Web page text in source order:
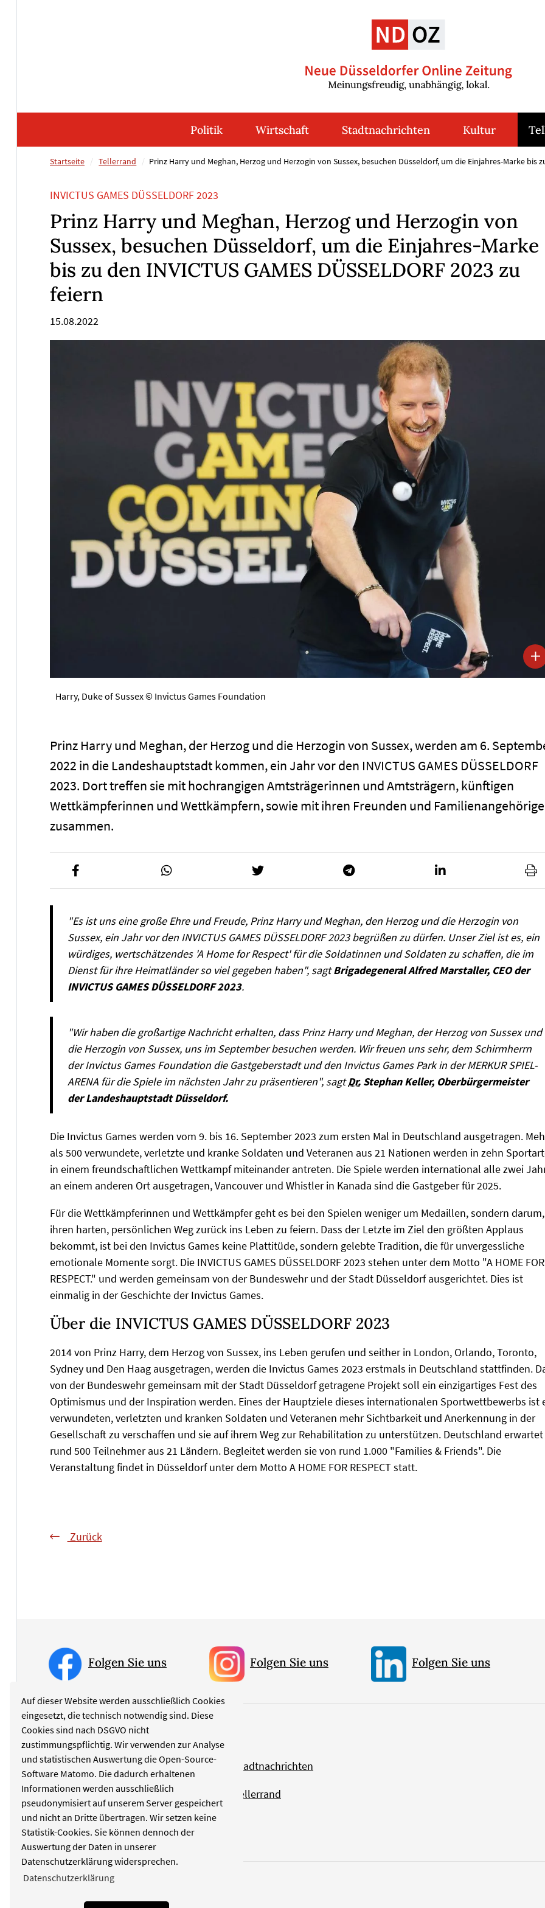
Auf dieser Website werden ausschließlich Cookies
eingesetzt, die technisch notwendig sind. Diese
Cookies sind nach DSGVO nicht
zustimmungspflichtig. Wir verwenden zur Analyse
und statistischen Auswertung die Open-Source-
Software Matomo. Die dadurch erhaltenen
Informationen werden ausschließlich
pseudonymisiert auf unserem Server gespeichert
und nicht an Dritte übertragen. Wir setzen keine
Statistik-Cookies. Sie können dennoch der
Auswertung der Daten in unserer
Datenschutzerklärung widersprechen.
Datenschutzerklärung
Politik Wirtschaft Stadtnachrichten Kultur
Startseite Tellerrand Prinz Harry und Meghan, Herzog und Herzogin von Sussex, besuchen Düsseldorf, um die Einjahres-Marke bis zu
INVICTUS GAMES DÜSSELDORF 2023
Prinz Harry und Meghan, Herzog und Herzogin von
Sussex, besuchen Düsseldorf, um die Einjahres-Marke
bis zu den INVICTUS GAMES DÜSSELDORF 2023 zu
feiern
15.08.2022
Harry, Duke of Sussex © Invictus Games Foundation
Prinz Harry und Meghan, der Herzog und die Herzogin von Sussex, werden am 6.
2022 in die Landeshauptstadt kommen, ein Jahr vor den INVICTUS GAMES DÜSSELDORF
2023. Dort treffen sie mit hochrangigen Amtsträgerinnen und Amtsträgern, künftigen
Wettkämpferinnen und Wettkämpfern, sowie mit ihren Freunden und
zusammen.
"Es ist uns eine große Ehre und Freude, Prinz Harry und Meghan, den Herzog und die Herzogin von
Sussex, ein Jahr vor den INVICTUS GAMES DÜSSELDORF 2023 begrüßen zu dürfen. Unser Ziel ist es, ein
würdiges, wertschätzendes 'A Home for Respect' für die Soldatinnen und Soldaten zu schaffen, die im
Dienst für ihre Heimatländer so viel gegeben haben", sagtBrigadegeneral Alfred Marstaller, CEO der
INVICTUS GAMES DÜSSELDORF 2023.
"Wir haben die großartige Nachricht erhalten, dass Prinz Harry und Meghan, der Herzog von Sussex und
die Herzogin von Sussex, uns im September besuchen werden. Wir freuen uns sehr, dem Schirmherrn
der Invictus Games Foundation die Gastgeberstadt und den Invictus Games Park in der MERKUR SPIEL-
ARENA für die Spiele im nächsten Jahr zu präsentieren", sagtDr. Stephan Keller, Oberbürgermeister
der Landeshauptstadt Düsseldorf.
Die Invictus Games werden vom 9. bis 16. September 2023 zum ersten Mal in Deutschland ausgetragen.
als 500 verwundete, verletzte und kranke Soldaten und Veteranen aus 21 Nationen werden in zehn
in einem freundschaftlichen Wettkampf miteinander antreten. Die Spiele werden international alle zwei
an einem anderen Ort ausgetragen, Vancouver und Whistler in Kanada sind die Gastgeber für 2025.
Für die Wettkämpferinnen und Wettkämpfer geht es bei den Spielen weniger um Medaillen, sondern darum,
ihren harten, persönlichen Weg zurück ins Leben zu feiern. Dass der Letzte im Ziel den größten Applaus
bekommt, ist bei den Invictus Games keine Plattitüde, sondern gelebte Tradition, die für unvergessliche
emotionale Momente sorgt. Die INVICTUS GAMES DÜSSELDORF 2023 stehen unter dem Motto "A HOME FOR
RESPECT." und werden gemeinsam von der Bundeswehr und der Stadt Düsseldorf ausgerichtet. Dies ist
einmalig in der Geschichte der Invictus Games.
Über die INVICTUS GAMES DÜSSELDORF 2023
2014 von Prinz Harry, dem Herzog von Sussex, ins Leben gerufen und seither in London, Orlando, Toronto,
Sydney und Den Haag ausgetragen, werden die Invictus Games 2023 erstmals in Deutschland stattfinden.
von der Bundeswehr gemeinsam mit der Stadt Düsseldorf getragene Projekt soll ein einzigartiges Fest des
Optimismus und der Inspiration werden. Eines der Hauptziele dieses internationalen Sportwettbewerbs ist
verwundeten, verletzten und kranken Soldaten und Veteranen mehr Sichtbarkeit und Anerkennung in der
Gesellschaft zu verschaffen und sie auf ihrem Weg zur Rehabilitation zu unterstützen. Deutschland erwartet
rund 500 Teilnehmer aus 21 Ländern. Begleitet werden sie von rund 1.000 "Families & Friends". Die
Veranstaltung findet in Düsseldorf unter dem Motto A HOME FOR RESPECT statt.
Zurück
Folgen Sie uns Folgen Sie uns Folgen Sie uns
Rubriken
Politik
Kultur
Wirtschaft
Stadtnachrichten
Tellerrand